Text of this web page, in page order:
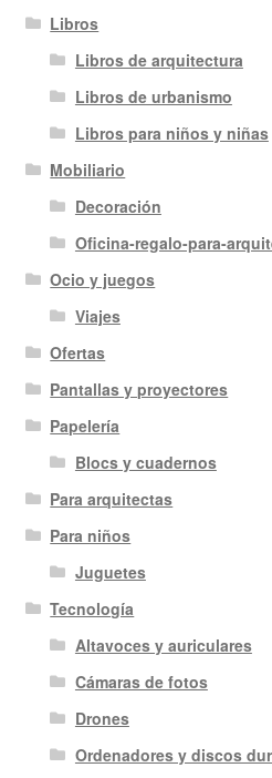
Libros
Libros de arquitectura
Libros de urbanismo
Libros para niños y niñas
Mobiliario
Decoración
Oficina-regalo-para-
Ocio y juegos
Viajes
Ofertas
Pantallas y proyectores
Papelería
Blocs y cuadernos
Para arquitectas
Para niños
Juguetes
Tecnología
Altavoces y auriculares
Cámaras de fotos
Drones
Ordenadores y discos